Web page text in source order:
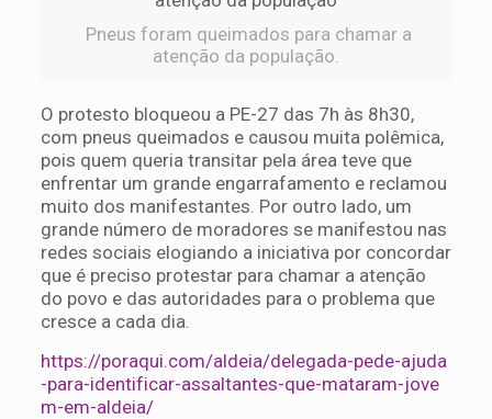
Pneus foram queimados para chamar a
atenção da população.
O protesto bloqueou a PE-27 das 7h às 8h30,
com pneus queimados e causou muita polêmica,
pois quem queria transitar pela área teve que
enfrentar um grande engarrafamento e reclamou
muito dos manifestantes. Por outro lado, um
grande número de moradores se manifestou nas
redes sociais elogiando a iniciativa por concordar
que é preciso protestar para chamar a atenção
do povo e das autoridades para o problema que
cresce a cada dia.
https://poraqui.com/aldeia/delegada-pede-ajuda
-para-identificar-assaltantes-que-mataram-jove
m-em-aldeia/